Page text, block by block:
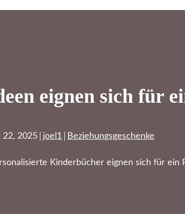
eignen sich für
22, 2025 joel1 Beziehungsgeschenke
Kinderbücher eignen sich für ein